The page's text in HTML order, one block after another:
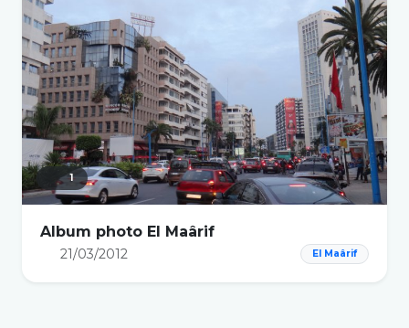
1
Album photo El Maârif
21/03/2012 El Maârif